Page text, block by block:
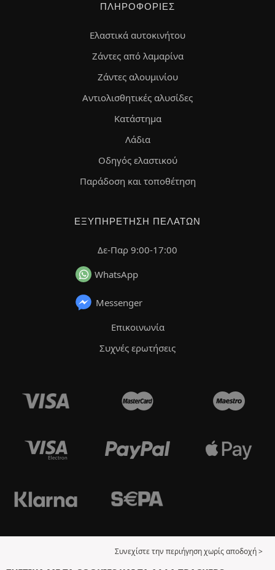
ΠΛΗΡΟΦΟΡΊΕΣ
Ελαστικά αυτοκινήτου
Ζάντες από λαμαρίνα
Ζάντες αλουμινίου
Αντιολισθητικές αλυσίδες
Κατάστημα
Λάδια
Οδηγός ελαστικού
Παράδοση και τοποθέτηση
ΕΞΥΠΗΡΈΤΗΣΗ ΠΕΛΑΤΏΝ
Δε-Παρ 9:00-17:00
WhatsApp
Messenger
Επικοινωνία
Συχνές ερωτήσεις
Συνεχίστε την περιήγηση χωρίς αποδοχή >